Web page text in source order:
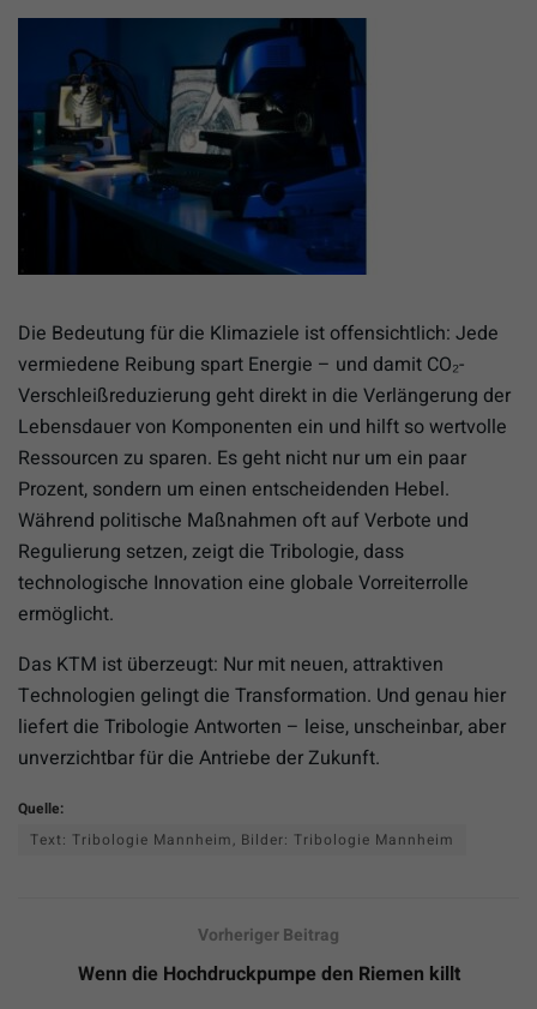
Die Bedeutung für die Klimaziele ist offensichtlich: Jede
vermiedene Reibung spart Energie – und damit CO₂-
Verschleißreduzierung geht direkt in die Verlängerung der
Lebensdauer von Komponenten ein und hilft so wertvolle
Ressourcen zu sparen. Es geht nicht nur um ein paar
Prozent, sondern um einen entscheidenden Hebel.
Während politische Maßnahmen oft auf Verbote und
Regulierung setzen, zeigt die Tribologie, dass
technologische Innovation eine globale Vorreiterrolle
ermöglicht.
Das KTM ist überzeugt: Nur mit neuen, attraktiven
Technologien gelingt die Transformation. Und genau hier
liefert die Tribologie Antworten – leise, unscheinbar, aber
unverzichtbar für die Antriebe der Zukunft.
Quelle:
Text: Tribologie Mannheim, Bilder: Tribologie Mannheim
Vorheriger Beitrag
Wenn die Hochdruckpumpe den Riemen killt